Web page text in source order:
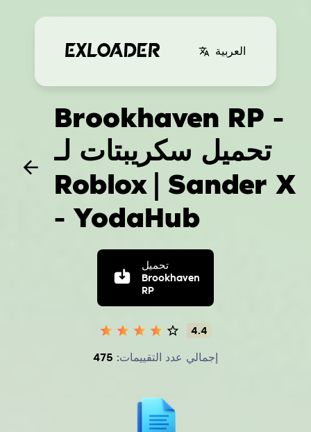
العربية
Brookhaven RP -
تحميل سكريبتات لـ
Roblox
| Sander X
- YodaHub
تحميل
Brookhaven
RP
4.4
إجمالي عدد التقييمات: 475